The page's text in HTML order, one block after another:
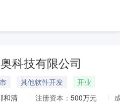
科技有限公司
其他软件开发
开业
和清 注册资本： 500万元